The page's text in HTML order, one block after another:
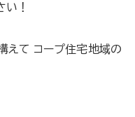
い！
えて コープ住宅地域の